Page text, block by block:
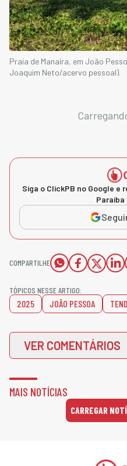
Praia de Manaíra, em João
Joaquim Neto/acervo pessoal).
Siga o ClickPB no Google e
Paraíba
COMPARTILHE
TÓPICOS NESSE ARTIGO:
2025 JOÃO PESSOA
VER COMENTÁRIOS
MAIS NOTÍCIAS
CARREGAR